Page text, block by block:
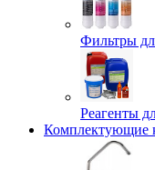
Фильтры
Реагенты
Комплектующие